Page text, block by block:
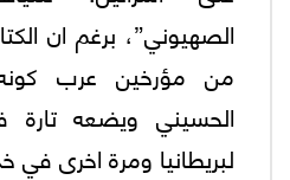
الصهيوني”، برغم ان
من مؤرخين عرب
الحسيني ويضعه
لبريطانيا ومرة اخرى في